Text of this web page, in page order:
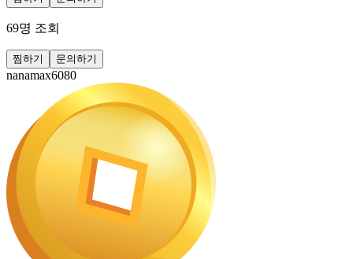
69명 조회
찜하기 문의하기
nanamax6080